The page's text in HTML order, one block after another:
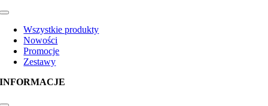
stronie
produktu
Toggle
NavigationWszystkie produkty
Nowości
Promocje
Zestawy
INFORMACJE